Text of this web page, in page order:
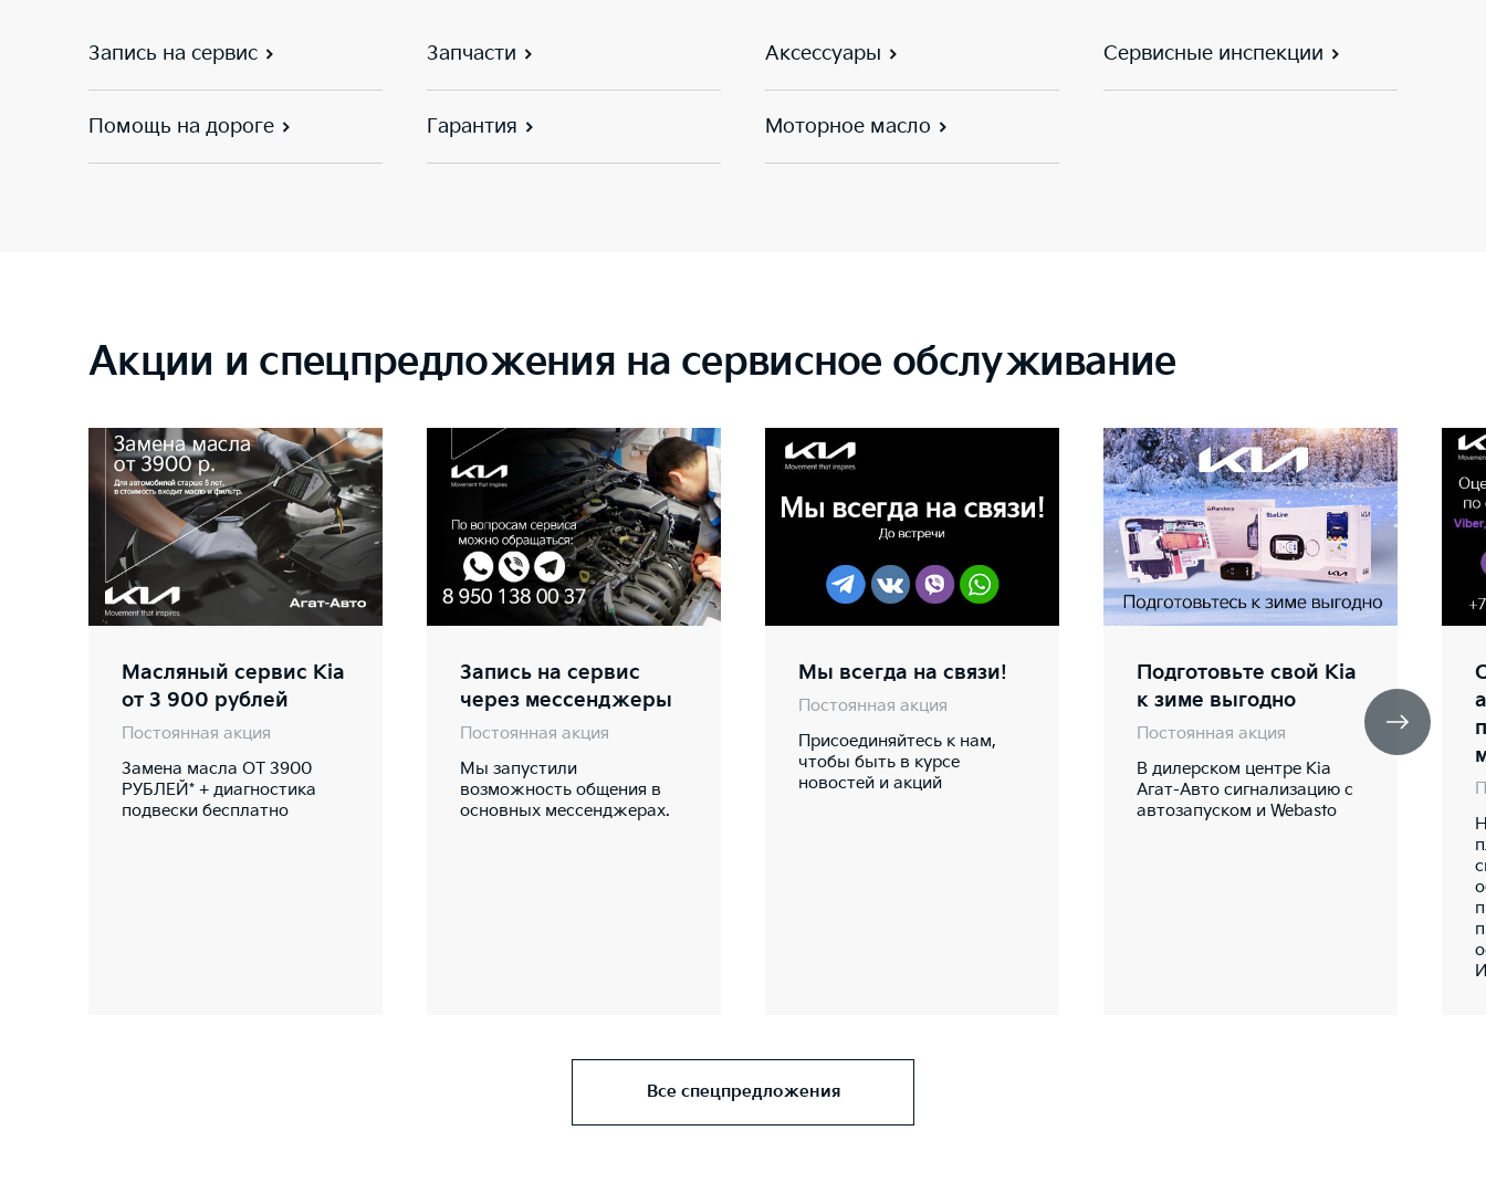
Запись на сервис Запчасти Аксессуары Сервисные инспекции
Помощь на дороге Гарантия Моторное масло
Акции и спецпредложения на сервисное обслуживание
Масляный сервис Kia
от 3 900 рублей
Постоянная акция
Замена масла ОТ 3900
РУБЛЕЙ* + диагностика
подвески бесплатно
Запись на сервис
через мессенджеры
Постоянная акция
Мы запустили
возможность общения в
основных мессенджерах.
Мы всегда на связи!
Постоянная акция
Присоединяйтесь к нам,
чтобы быть в курсе
новостей и акций
Подготовьте свой Kia
к зиме выгодно
Постоянная акция
В дилерском центре Kia
Агат-Авто сигнализацию с
автозапуском и Webasto
Все спецпредложения